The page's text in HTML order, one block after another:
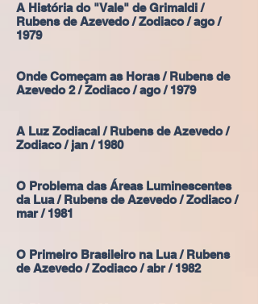
A História do "Vale" de Grimaldi /
Rubens de Azevedo / Zodiaco / ago /
1979
Onde Começam as Horas / Rubens de
Azevedo 2 / Zodiaco / ago / 1979
A Luz Zodiacal / Rubens de Azevedo /
Zodiaco / jan / 1980
O Problema das Áreas Luminescentes
da Lua / Rubens de Azevedo / Zodiaco /
mar / 1981
O Primeiro Brasileiro na Lua / Rubens
de Azevedo / Zodiaco / abr / 1982